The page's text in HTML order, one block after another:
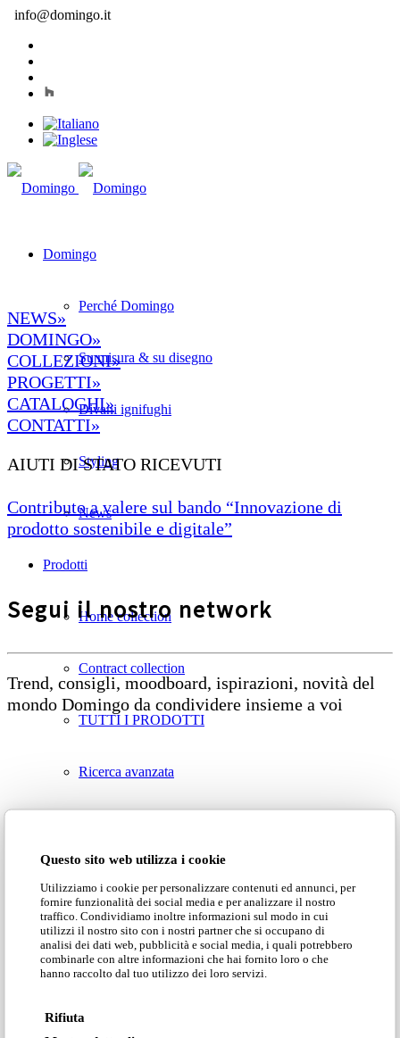
Questo sito web utilizza i cookie
Utilizziamo i cookie per personalizzare contenuti ed annunci, per
fornire funzionalità dei social media e per analizzare il nostro
traffico. Condividiamo inoltre informazioni sul modo in cui
utilizzi il nostro sito con i nostri partner che si occupano di
analisi dei dati web, pubblicità e social media, i quali potrebbero
combinarle con altre informazioni che hai fornito loro o che
hanno raccolto dal tuo utilizzo dei loro servizi.
Rifiuta
info@domingo.it
Domingo
Perché Domingo
Su misura & su disegno
Divani ignifughi
Styling
News
Prodotti
Home collection
Contract collection
TUTTI I PRODOTTI
Ricerca avanzata
Groove
Tracks
NEWS»
DOMINGO»
COLLEZIONI»
PROGETTI»
CATALOGHI»
CONTATTI»
AIUTI DI STATO RICEVUTI
Contributo a valere sul bando “Innovazione di
prodotto sostenibile e digitale”
Segui il nostro network
Trend, consigli, moodboard, ispirazioni, novità del
mondo Domingo da condividere insieme a voi
Domingo Salotti S.r.l. Str. della Romagna, 285 –
61121 Pesaro (PU) Italia
© Domingo | P. IVA 00165000415
Privacy Policy